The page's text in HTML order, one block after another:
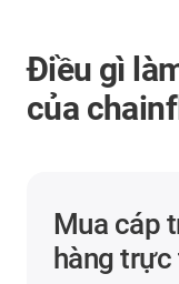
Điều gì
của
Mua cáp
hàng